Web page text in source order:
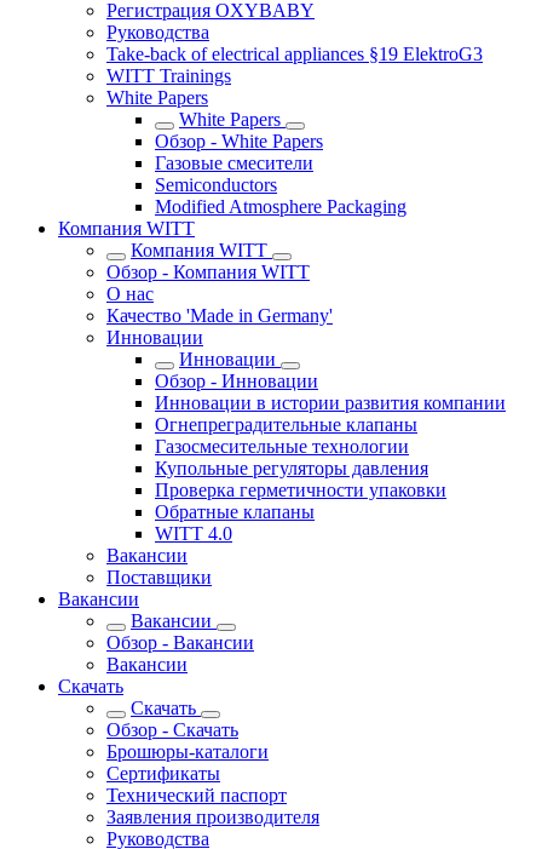
Регистрация OXYBABY
Pуководства
Take-back of electrical appliances §19 ElektroG3
WITT Trainings
White Papers
White Papers
Обзор - White Papers
Газовые смесители
Semiconductors
Modified Atmosphere Packaging
Компания WITT
Компания WITT
Обзор - Компания WITT
О нас
Качество 'Made in Germany'
Инновации
Инновации
Обзор - Инновации
Инновации в истории развития компании
Огнепреградительные клапаны
Газосмесительные технологии
Купольные регуляторы давления
Проверка герметичности упаковки
Обратные клапаны
WITT 4.0
Вакансии
Поставщики
Вакансии
Вакансии
Обзор - Вакансии
Вакансии
Скачать
Скачать
Обзор - Скачать
Брошюры-каталоги
Сертификаты
Технический паспорт
Заявления производителя
Pуководства